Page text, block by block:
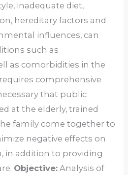
inadequate diet,
hereditary factors and
influences, can
such as
as comorbidities in the
comprehensive
that public
at the elderly, trained
family come together to
negative effects on
in addition to providing
Objective: Analysis of